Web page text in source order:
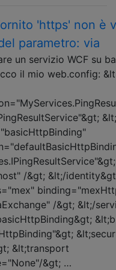
'https' non è
parametro: via
un servizio WCF su
il mio web.config:
/&gt; &lt;/
/&gt; &lt;/
&lt;transport
&gt; …